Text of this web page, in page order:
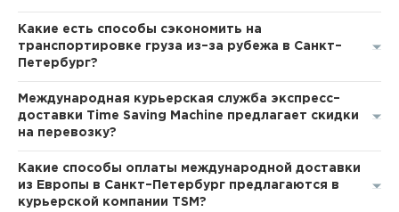
Какие есть способы сэкономить на
транспортировке груза из–за рубежа в Санкт–
Петербург?
Международная курьерская служба экспресс–
доставки Time Saving Machine предлагает скидки
на перевозку?
Какие способы оплаты международной доставки
из Европы в Санкт–Петербург предлагаются в
курьерской компании TSM?